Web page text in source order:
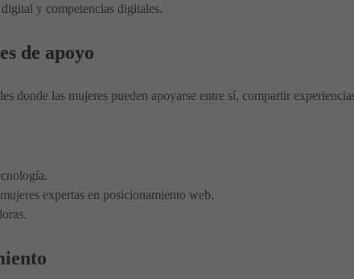
y competencias digitales.
de apoyo
donde las mujeres pueden apoyarse entre sí, compartir
expertas en posicionamiento web.